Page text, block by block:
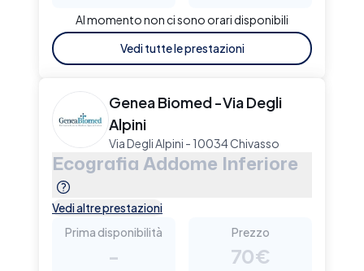
Al momento non ci sono orari disponibili
Vedi tutte le prestazioni
Genea Biomed -Via Degli
Alpini
Via Degli Alpini - 10034 Chivasso
Ecografia Addome Inferiore
Vedi altre prestazioni
Prima disponibilità
-
Prezzo
70€